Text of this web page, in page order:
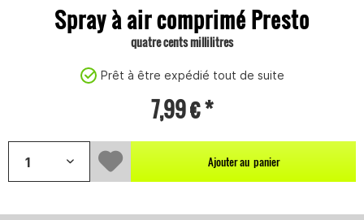
Spray à air comprimé Presto
quatre cents millilitres
Prêt à être expédié tout de suite
7,99 € *
Ajouter au panier